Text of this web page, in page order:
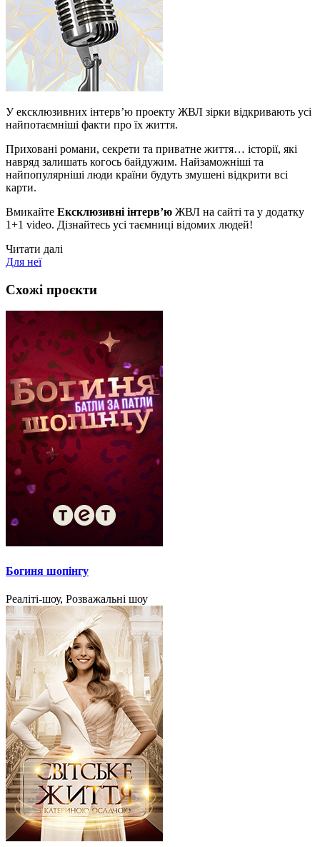
У ексклюзивних інтерв’ю проекту ЖВЛ зірки відкривають усі
найпотаємніші факти про їх життя.
Приховані романи, секрети та приватне життя… історії, які
навряд залишать когось байдужим. Найзаможніші та
найпопулярніші люди країни будуть змушені відкрити всі
карти.
Вмикайте Ексклюзивні інтерв’ю ЖВЛ на сайті та у додатку
1+1 video. Дізнайтесь усі таємниці відомих людей!
Читати далі
Для неї
Схожі проєкти
Богиня шопінгу
Реаліті-шоу, Розважальні шоу